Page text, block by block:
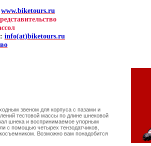
www.biketours.ru
info(at)biketours.ru
звеном для корпуса с пазами и
тестовой массы по длине шнековой
шнека и воспринимаемое упорным
помощью четырех тензодатчиков,
Возможно вам понадобится